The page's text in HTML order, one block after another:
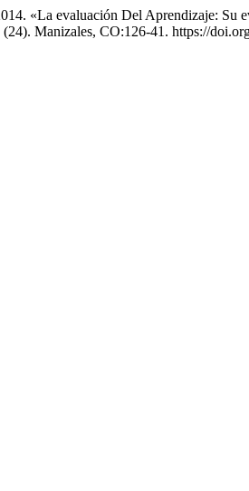
«La evaluación Del Aprendizaje:
Manizales, CO:126-41. https://